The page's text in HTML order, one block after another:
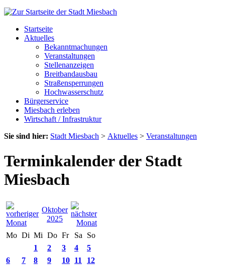
Startseite
Aktuelles
Bekanntmachungen
Veranstaltungen
Stellenanzeigen
Breitbandausbau
Straßensperrungen
Hochwasserschutz
Bürgerservice
Miesbach erleben
Wirtschaft / Infrastruktur
Sie sind hier: Stadt Miesbach > Aktuelles > Veranstaltungen
Terminkalender der Stadt
Miesbach
Oktober
2025
Mo Di Mi Do Fr Sa
So
1
2 3 4
5
6
7 8 9 10 11
12